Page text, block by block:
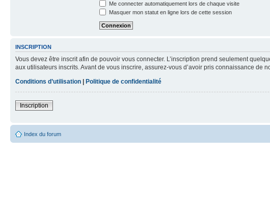
Me connecter automatiquement lors de chaque visite
Masquer mon statut en ligne lors de cette session
INSCRIPTION
Vous devez être inscrit afin de pouvoir vous connecter. L’inscription prend seulement
aux utilisateurs inscrits. Avant de vous inscrire, assurez-vous d’avoir pris connaissance de
Conditions d’utilisation | Politique de confidentialité
Inscription
Index du forum